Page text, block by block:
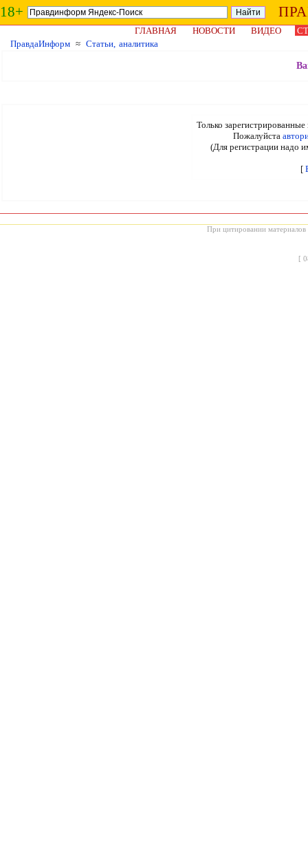
18+
ГЛАВНАЯ НОВОСТИ ВИДЕО
ПравдаИнформ ≈ Статьи, аналитика
Только
Пожалуйста
(Для регистрации надо
[
При цитировании материалов
[